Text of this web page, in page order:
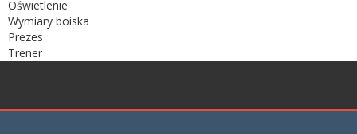
Oświetlenie
Wymiary boiska
Prezes
Trener